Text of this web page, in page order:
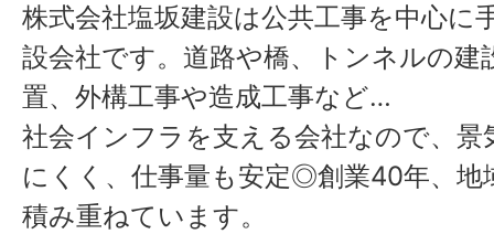
株式会社塩坂建設は公共工事を中心に
設会社です。 道路や橋、トンネルの建
置、外構工事や造成工事など…
社会インフラを支える会社なので、景
にくく、仕事量も安定◎創業40年、地
積み重ねています。